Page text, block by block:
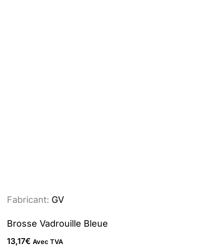
Fabricant: GV
Brosse Vadrouille Bleue
13,17€ Avec TVA